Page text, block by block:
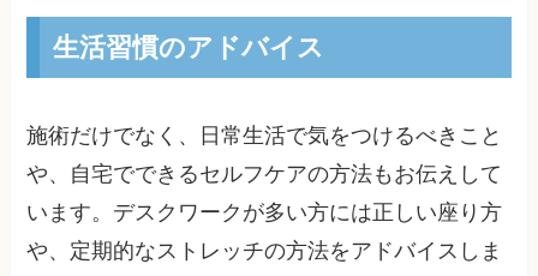
生活習慣のアドバイス
施術だけでなく、日常生活で気をつけるべきこと
や、自宅でできるセルフケアの方法もお伝えして
います。デスクワークが多い方には正しい座り方
や、定期的なストレッチの方法をアドバイスしま